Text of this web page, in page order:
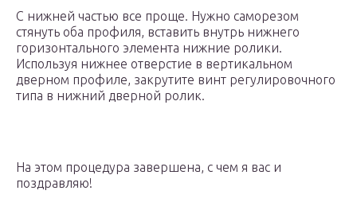
С нижней частью все проще. Нужно саморезом
стянуть оба профиля, вставить внутрь нижнего
горизонтального элемента нижние ролики.
Используя нижнее отверстие в вертикальном
дверном профиле, закрутите винт регулировочного
типа в нижний дверной ролик.
На этом процедура завершена, с чем я вас и
поздравляю!